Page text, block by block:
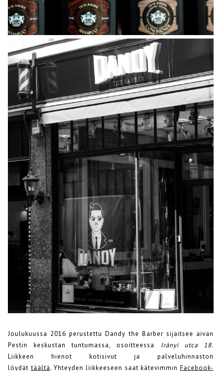
Joulukuussa 2016 perustettu Dandy the Barber sijaitsee aivan
Pestin keskustan tuntumassa, osoitteessa Irányi utca 18.
Liikkeen hienot kotisivut ja palveluhinnaston
löydättäältä. Yhteyden liikkeeseen saat kätevimminFacebook-